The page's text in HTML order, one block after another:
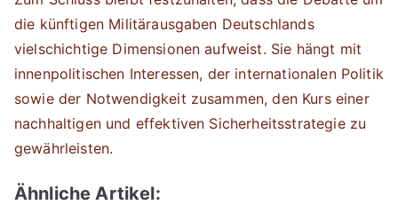
die künftigen Militärausgaben Deutschlands
vielschichtige Dimensionen aufweist. Sie hängt mit
innenpolitischen Interessen, der internationalen Politik
sowie der Notwendigkeit zusammen, den Kurs einer
nachhaltigen und effektiven Sicherheitsstrategie zu
gewährleisten.
Ähnliche Artikel: